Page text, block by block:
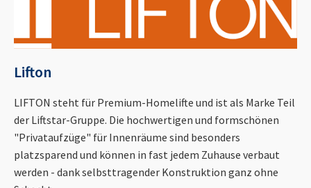
Lifton
LIFTON steht für Premium-Homelifte und ist als Marke Teil
der Liftstar-Gruppe. Die hochwertigen und formschönen
"Privataufzüge" für Innenräume sind besonders
platzsparend und können in fast jedem Zuhause verbaut
werden - dank selbsttragender Konstruktion ganz ohne